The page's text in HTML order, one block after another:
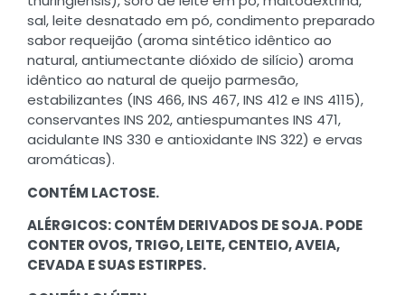
sal, leite desnatado em pó, condimento preparado
sabor requeijão (aroma sintético idêntico ao
natural, antiumectante dióxido de silício) aroma
idêntico ao natural de queijo parmesão,
estabilizantes (INS 466, INS 467, INS 412 e INS 4115),
conservantes INS 202, antiespumantes INS 471,
acidulante INS 330 e antioxidante INS 322) e ervas
aromáticas).
CONTÉM LACTOSE.
ALÉRGICOS: CONTÉM DERIVADOS DE SOJA. PODE
CONTER OVOS, TRIGO, LEITE, CENTEIO, AVEIA,
CEVADA E SUAS ESTIRPES.